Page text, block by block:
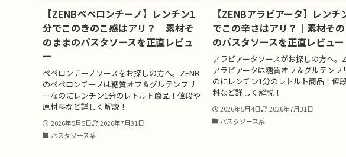
【ZENBペペロンチーノ】レンチン1
分でこのきのこ感はアリ？｜素材そ
のままのパスタソースを正直レビュ
ー
ペペロンチーノソースをお探しの方へ。ZENB
のペペロンチーノは糖質オフ＆グルテンフリ
ーなのにレンチン1分のレトルト商品！値段や
原材料など詳しく解説！
2026年5月5日
2026年7月31日
パスタソース系
【ZENBアラビアータ】レンチ
でこの辛さはアリ？｜素材そ
のパスタソースを正直レビュー
アラビアータソースがお探しの方へ。
アラビアータは糖質オフ＆グルテンフ
のにレンチン1分のレトルト商品！値
料など詳しく解説！
2026年5月4日
2026年7月31日
パスタソース系